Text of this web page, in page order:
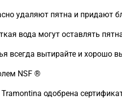
удаляют пятна и придают
вода могут оставлять
всегда вытирайте и хорошо
NSF ®
одобрена